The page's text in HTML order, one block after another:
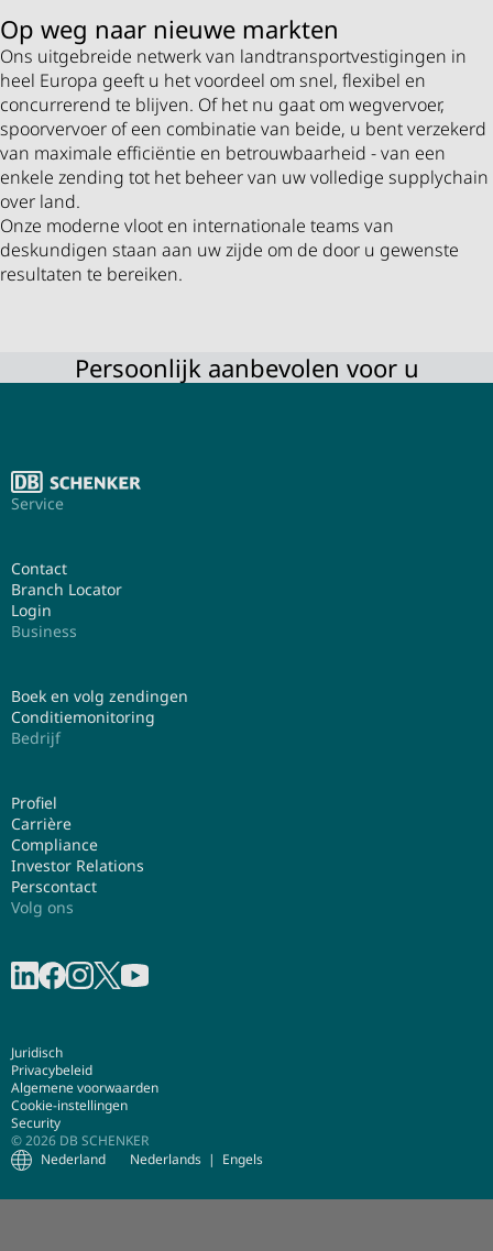
Op weg naar nieuwe markten
Ons uitgebreide netwerk van landtransportvestigingen in
heel Europa geeft u het voordeel om snel, flexibel en
concurrerend te blijven. Of het nu gaat om wegvervoer,
spoorvervoer of een combinatie van beide, u bent verzekerd
van maximale efficiëntie en betrouwbaarheid - van een
enkele zending tot het beheer van uw volledige supplychain
over land.
Onze moderne vloot en internationale teams van
deskundigen staan aan uw zijde om de door u gewenste
resultaten te bereiken.
Persoonlijk aanbevolen voor u
Service
Contact
Branch Locator
Login
Business
Boek en volg zendingen
Conditiemonitoring
Bedrijf
Profiel
Carrière
Compliance
Investor Relations
Perscontact
Volg ons
Juridisch
Privacybeleid
Algemene voorwaarden
Cookie-instellingen
Security
© 2026 DB SCHENKER
Nederland
Nederlands Engels